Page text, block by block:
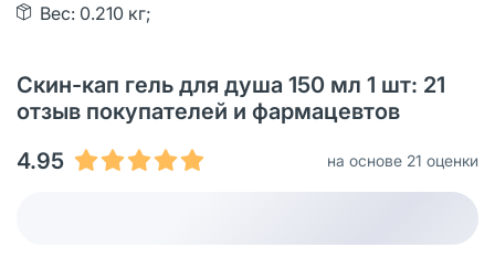
Вес: 0.210 кг;
Скин-кап гель для душа 150 мл 1 шт: 21
oтзыв покупателей и фармацевтов
4.95
на основе 21 оценки